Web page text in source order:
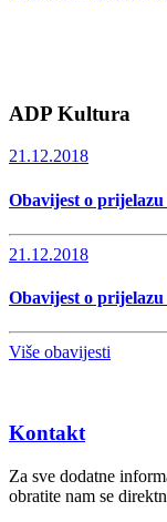
ADP Kultura
21.12.2018
Obavijest o prijelazu
21.12.2018
Obavijest o prijelazu
Više obavijesti
Kontakt
Za sve dodatne
obratite nam se